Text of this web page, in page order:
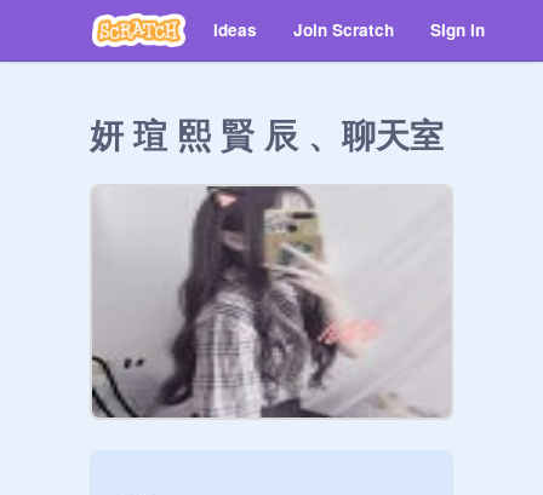
Ideas Join Scratch Sign in
妍 瑄 熙 賢 辰 、聊天室